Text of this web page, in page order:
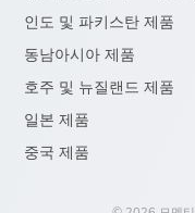
인도 및 파키스탄 제품
동남아시아 제품
호주 및 뉴질랜드 제품
일본 제품
중국 제품